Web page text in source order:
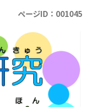
ページID：001045